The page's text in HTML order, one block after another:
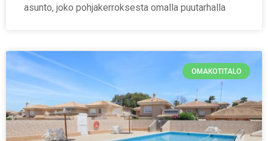
asunto, joko pohjakerroksesta omalla puutarhalla
OMAKOTITALO